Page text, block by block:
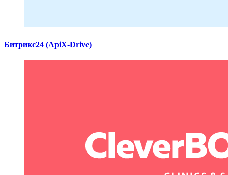
Битрикс24 (ApiX-Drive)